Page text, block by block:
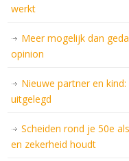
werkt
Meer mogelijk dan
opinion
Nieuwe partner en
uitgelegd
Scheiden rond je 50e
en zekerheid houdt